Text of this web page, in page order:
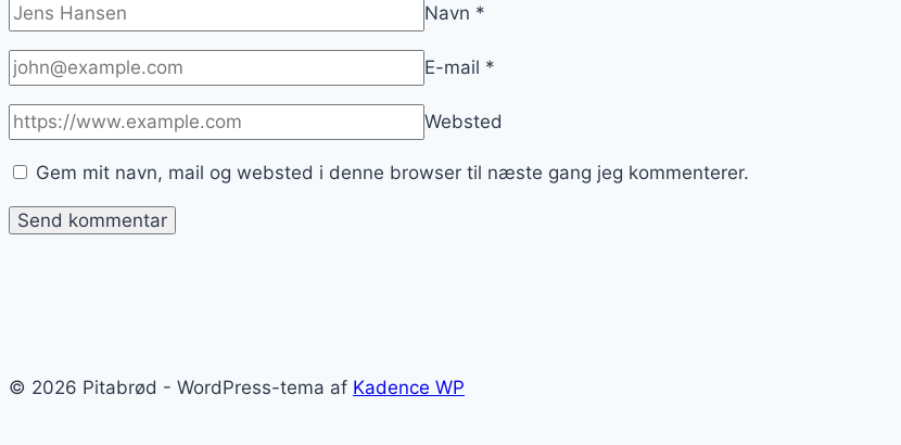
Navn *
E-mail *
Websted
Gem mit navn, mail og websted i denne browser til næste gang jeg kommenterer.
© 2026 Pitabrød - WordPress-tema af Kadence WP